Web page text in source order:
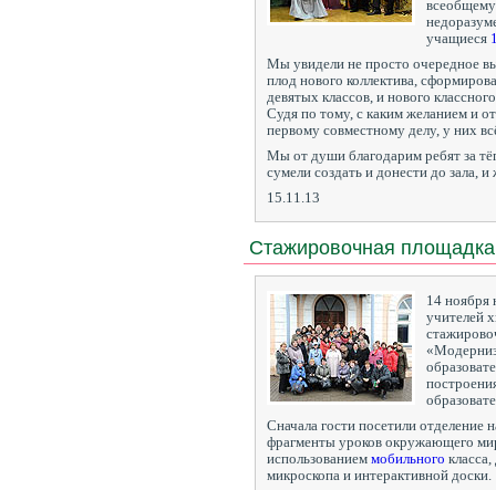
учащиеся
Мы увидели не просто очередное
плод нового коллектива,
девятых классов, и нового
Судя по тому, с каким желанием и
первому совместному делу, у них
Мы от души благодарим ребят за
сумели создать и донести до зала,
15.11.13
Стажировочная площадка
14 ноября
учителей
Сначала гости посетили отделение
фрагменты уроков окружающего
использованием мобильного
микроскопа и интерактивной доски.